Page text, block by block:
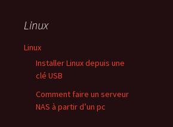
Linux
Linux
Installer Linux depuis une
clé USB
Comment faire un serveur
NAS à partir d’un pc